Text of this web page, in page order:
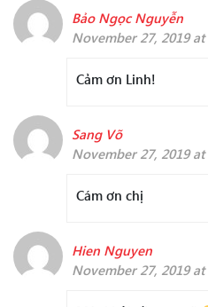
Bảo Ngọc Nguyễn
November 27, 2019
Cảm ơn Linh!
Sang Võ
November 27, 2019
Cám ơn chị
Hien Nguyen
November 27, 2019